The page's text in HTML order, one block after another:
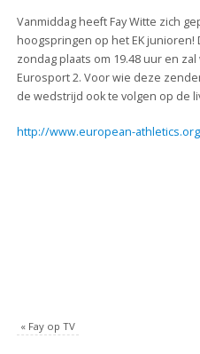
Vanmiddag heeft Fay Witte zich
hoogspringen op het EK junioren!
zondag plaats om 19.48 uur en
Eurosport 2. Voor wie deze
de wedstrijd ook te volgen op de
http://www.european-
«Fay op TV